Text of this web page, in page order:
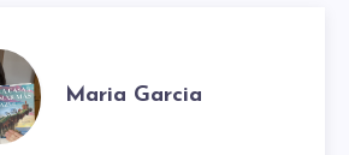
Maria Garcia